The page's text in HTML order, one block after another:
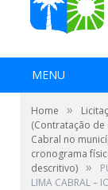
MENU
Home »
(Contratação
Cabral no
cronograma
descritivo) »
LIMA CABRAL –